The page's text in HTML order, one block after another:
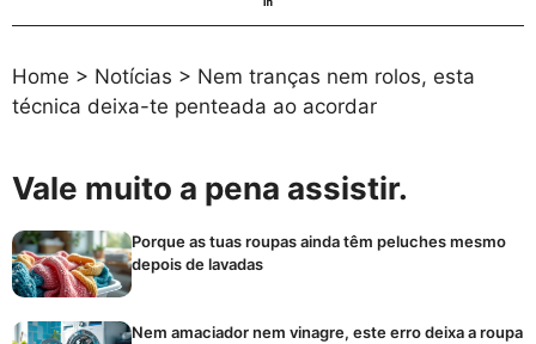
Home > Notícias > Nem tranças nem rolos, esta
técnica deixa-te penteada ao acordar
Vale muito a pena assistir.
Porque as tuas roupas ainda têm peluches mesmo
depois de lavadas
Nem amaciador nem vinagre, este erro deixa a roupa